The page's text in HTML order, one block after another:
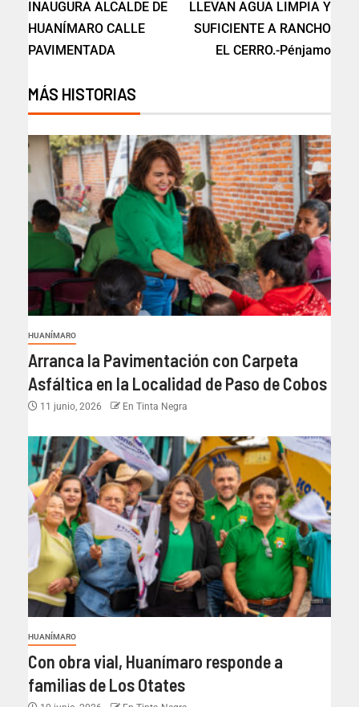
INAUGURA ALCALDE DE
HUANÍMARO CALLE
PAVIMENTADA
LLEVAN AGUA LIMPIA Y
SUFICIENTE A RANCHO
EL CERRO.-Pénjamo
MÁS HISTORIAS
HUANÍMARO
Arranca la Pavimentación con Carpeta
Asfáltica en la Localidad de Paso de Cobos
11 junio, 2026 En Tinta Negra
HUANÍMARO
Con obra vial, Huanímaro responde a
familias de Los Otates